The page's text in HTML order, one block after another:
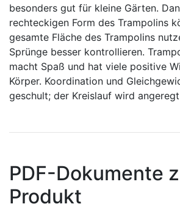
besonders gut für kleine Gärten.
rechteckigen Form des Trampolins
gesamte Fläche des Trampolins
Sprünge besser kontrollieren.
macht Spaß und hat viele positive
Körper. Koordination und
geschult; der Kreislauf wird
PDF-Dokumente
Produkt